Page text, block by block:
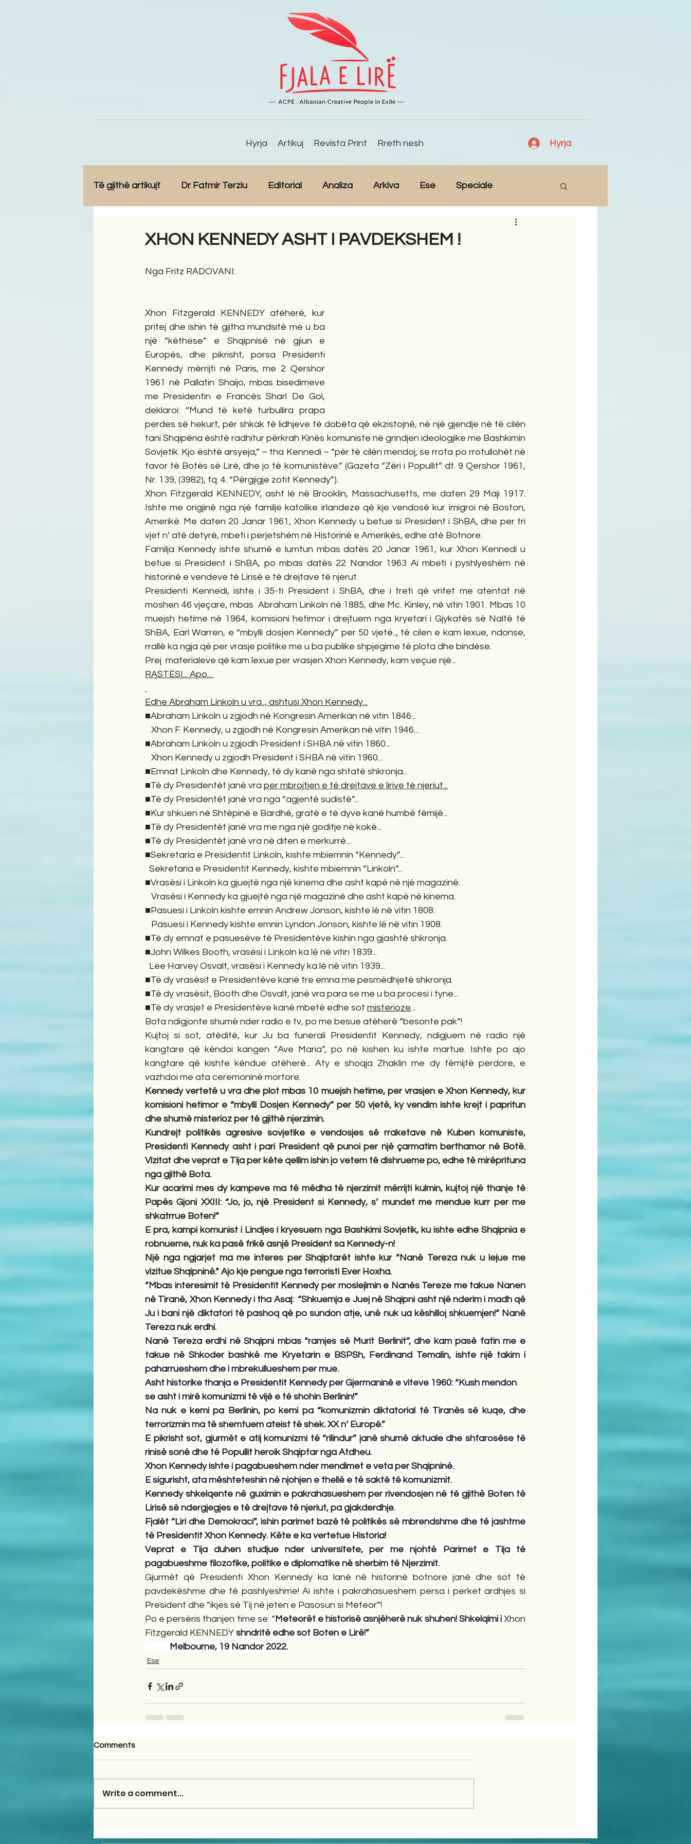
Hyrja Artikuj Revista Print Rreth nesh Hyrja
Të gjithë artikujt Dr Fatmir Terziu Editorial Analiza Arkiva Ese Speciale
Antologji Poezi Tregime
XHON KENNEDY ASHT I PAVDEKSHEM !
Nga Fritz RADOVANI:
Xhon Fitzgerald KENNEDY atëherë, kur
pritej dhe ishin të gjitha mundsitë me u ba
një “këthese” e Shqipnisë në gjiun e
Europës, dhe pikrisht, porsa Presidenti
Kennedy mërrijti në Paris, me 2 Qershor
1961 në Pallatin Shaijo, mbas bisedimeve
me Presidentin e Francës Sharl De Gol,
deklaroi: “Mund të ketë turbullira prapa
perdes së hekurt, për shkak të lidhjeve të dobëta që ekzistojnë, në një gjendje në të cilën
tani Shqipëria është radhitur përkrah Kinës komuniste në grindjen ideologjike me Bashkimin
Sovjetik. Kjo është arsyeja,” – tha Kennedi – “për të cilën mendoj, se rrota po rrotullohët në
favor të Botës së Lirë, dhe jo të komunistëve.” (Gazeta “Zëri i Popullit” dt. 9 Qershor 1961,
Nr. 139, (3982), fq. 4. “Përgjigje zotit Kennedy”).
Xhon Fitzgerald KENNEDY, asht lé në Brooklin, Massachusetts, me daten 29 Maji 1917.
Ishte me origjinë nga një familje katolike irlandeze që kje vendosë kur imigroi në Boston,
Amerikë. Me daten 20 Janar 1961, Xhon Kennedy u betue si President i ShBA, dhe per tri
vjet n’ atë detyrë, mbeti i perjetshëm në Historinë e Amerikës, edhe até Botnore.
Familja Kennedy ishte shumë e lumtun mbas datës 20 Janar 1961, kur Xhon Kennedi u
betue si President i ShBA, po mbas datës 22 Nandor 1963 Ai mbeti i pyshlyeshëm në
historinë e vendeve të Lirisë e të drejtave të njerut.
Presidenti Kennedi, ishte i 35-ti President i ShBA, dhe i treti që vritet me atentat në
moshen 46 vjeçare, mbas  Abraham Linkoln në 1885, dhe Mc. Kinley, në vitin 1901. Mbas 10
muejsh hetime në 1964, komisioni hetimor i drejtuem nga kryetari i Gjykatës së Naltë të
ShBA, Earl Warren, e “mbylli dosjen Kennedy” per 50 vjetë.., të cilen e kam lexue, ndonse,
rrallë ka ngja që per vrasje politike me u ba publike shpjegime të plota dhe bindëse.
Prej  materialeve që kam lexue per vrasjen Xhon Kennedy, kam veçue një...
RASTËSI... Apo...
Edhe Abraham Linkoln u vra.., ashtusi Xhon Kennedy...
■Abraham Linkoln u zgjodh në Kongresin Amerikan në vitin 1846...
   Xhon F. Kennedy, u zgjodh në Kongresin Amerikan në vitin 1946...
■Abraham Linkoln u zgjodh President i SHBA në vitin 1860...
   Xhon Kennedy u zgjodh President i SHBA në vitin 1960...
■Emnat Linkoln dhe Kennedy, të dy kanë nga shtatë shkronja...
■Të dy Presidentët janë vra per mbrojtjen e të drejtave e lirive të njeriut...
■Të dy Presidentët janë vra nga “agjentë sudistë”...
■Kur shkuen në Shtëpinë e Bardhë, gratë e të dyve kanë humbë fëmijë...
■Të dy Presidentët janë vra me nga një goditje në kokë...
■Të dy Presidentët janë vra në diten e merkurrë...
■Sekretaria e Presidentit Linkoln, kishte mbiemnin “Kennedy”...
  Sekretaria e Presidentit Kennedy, kishte mbiemnin “Linkoln”...
■Vrasësi i Linkoln ka gjuejtë nga një kinema dhe asht kapë në një magazinë.
   Vrasësi i Kennedy ka gjuejtë nga një magazinë dhe asht kapë në kinema.
■Pasuesi i Linkoln kishte emnin Andrew Jonson, kishte lé në vitin 1808.
   Pasuesi i Kennedy kishte emnin Lyndon Jonson, kishte lé në vitin 1908.
■Të dy emnat e pasuesëve të Presidentëve kishin nga gjashtë shkronja.
■John Wilkes Booth, vrasësi i Linkoln ka lé në vitin 1839...
  Lee Harvey Osvalt, vrasësi i Kennedy ka lé në vitin 1939...
■Të dy vrasësit e Presidentëve kanë tre emna me pesmëdhjetë shkronja.
■Të dy vrasësit, Booth dhe Osvalt, janë vra para se me u ba procesi i tyne...
■Të dy vrasjet e Presidentëve kanë mbetë edhe sot misterioze...
Bota ndigjonte shumë nder radio e tv, po me besue atëherë “besonte pak”!
Kujtoj si sot, atëditë, kur Ju ba funerali Presidentit Kennedy, ndigjuem në radio një
kangtare që këndoi kangen “Ave Maria”, po në kishen ku ishte martue. Ishte po ajo
kangtare që kishte këndue atëherë... Aty e shoqja Zhaklin me dy fëmijtë perdore, e
vazhdoi me ata ceremoninë mortore.
Kennedy vertetë u vra dhe plot mbas 10 muejsh hetime, per vrasjen e Xhon Kennedy, kur
komisioni hetimor e “mbylli Dosjen Kennedy” per 50 vjetë, ky vendim ishte krejt i papritun
dhe shumë misterioz per të gjithë njerzimin.
Kundrejt politikës agresive sovjetike e vendosjes së rraketave në Kuben komuniste,
Presidenti Kennedy asht i pari President që punoi per një çarmatim berthamor në Botë.
Vizitat dhe veprat e Tija per këte qellim ishin jo vetem të dishrueme po, edhe të mirëprituna
nga gjithë Bota.
Kur acarimi mes dy kampeve ma të mëdha të njerzimit mërrijti kulmin, kujtoj një thanje të
Papës Gjoni XXIII: “Jo, jo, një President si Kennedy, s’ mundet me mendue kurr per me
shkatrrue Boten!”
E pra, kampi komunist i Lindjes i kryesuem nga Bashkimi Sovjetik, ku ishte edhe Shqipnia e
robnueme, nuk ka pasë frikë asnjë President sa Kennedy-n!
Një nga ngjarjet ma me interes per Shqiptarët ishte kur “Nanë Tereza nuk u lejue me
vizitue Shqipninë.” Ajo kje pengue nga terroristi Ever Hoxha.
”Mbas interesimit të Presidentit Kennedy per moslejimin e Nanës Tereze me takue Nanen
në Tiranë, Xhon Kennedy i tha Asaj:  “Shkuemja e Juej në Shqipni asht një nderim i madh që
Ju i bani një diktatori të pashoq që po sundon atje, unë nuk ua këshilloj shkuemjen!” Nanë
Tereza nuk erdhi.
Nanë Tereza erdhi në Shqipni mbas “ramjes së Murit Berlinit”, dhe kam pasë fatin me e
takue në Shkoder bashkë me Kryetarin e BSPSh, Ferdinand Temalin, ishte një takim i
paharrueshem dhe i mbrekullueshem per mue.
Asht historike thanja e Presidentit Kennedy per Gjermaninë e viteve 1960: “Kush mendon
se asht i mirë komunizmi të vijë e të shohin Berlinin!”
Na nuk e kemi pa Berlinin, po kemi pa “komunizmin diktatorial të Tiranës së kuqe, dhe
terrorizmin ma të shemtuem ateist të shek. XX n’ Europë.”
E pikrisht sot, gjurmët e atij komunizmi të “rilindur” janë shumë aktuale dhe shfarosëse të
rinisë sonë dhe të Popullit heroik Shqiptar nga Atdheu.
Xhon Kennedy ishte i pagabueshem nder mendimet e veta per Shqipninë.
E sigurisht, ata mështeteshin në njohjen e thellë e të saktë të komunizmit.
Kennedy shkelqente në guximin e pakrahasueshem per rivendosjen në të gjithë Boten të
Lirisë së ndergjegjes e të drejtave të njeriut, pa gjakderdhje.
Fjalët “Liri dhe Demokraci”, ishin parimet bazë të politikës së mbrendshme dhe të jashtme
të Presidentit Xhon Kennedy. Këte e ka vertetue Historia!
Veprat e Tija duhen studjue nder universitete, per me njohtë Parimet e Tija të
pagabueshme filozofike, politike e diplomatike në sherbim të Njerzimit.
Gjurmët që Presidenti Xhon Kennedy ka lanë në historinë botnore janë dhe sot të
pavdekëshme dhe të pashlyeshme! Ai ishte i pakrahasueshem persa i perket ardhjes si
President dhe “ikjes së Tij në jeten e Pasosun si Meteor”!
Po e persëris thanjen time se: “Meteorët e historisë asnjëherë nuk shuhen! Shkelqimi i Xhon
Fitzgerald KENNEDY shndritë edhe sot Boten e Lirë!”
            Melbourne, 19 Nandor 2022.
Ese
Comments
Write a comment...